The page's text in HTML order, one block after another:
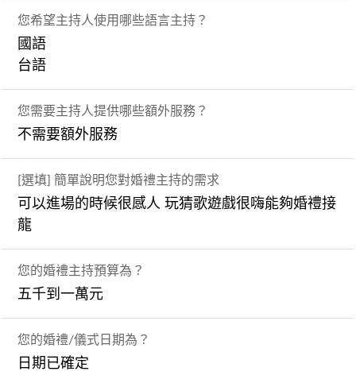
您希望主持人使用哪些語言主持？
國語
台語
您需要主持人提供哪些額外服務？
不需要額外服務
[選填] 簡單說明您對婚禮主持的需求
可以進場的時候很感人 玩猜歌遊戲很嗨能夠婚禮接
龍
您的婚禮主持預算為？
五千到一萬元
您的婚禮/儀式日期為？
日期已確定